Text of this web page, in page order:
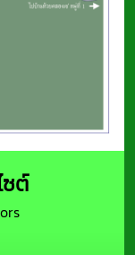
ซต์